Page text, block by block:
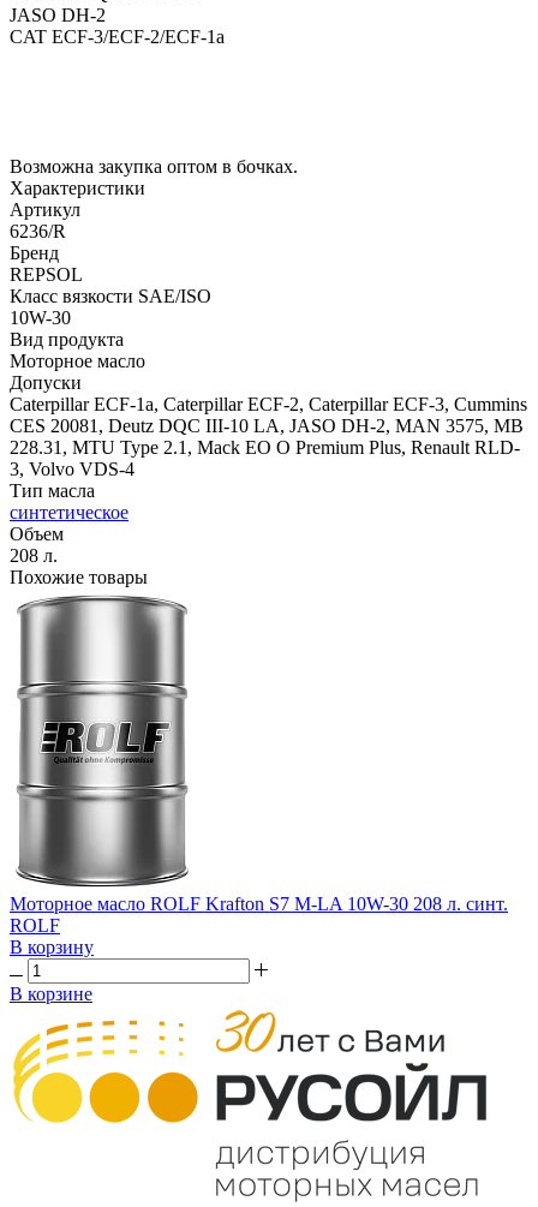
JASO DH-2
CAT ECF-3/ECF-2/ECF-1a
Возможна закупка оптом в бочках.
Характеристики
Артикул
6236/R
Бренд
REPSOL
Класс вязкости SAE/ISO
10W-30
Вид продукта
Моторное масло
Допуски
Caterpillar ECF-1а, Caterpillar ECF-2, Caterpillar ECF-3, Cummins
CES 20081, Deutz DQC III-10 LA, JASO DH-2, MAN 3575, MB
228.31, MTU Type 2.1, Mack EO O Premium Plus, Renault RLD-
3, Volvo VDS-4
Тип масла
синтетическое
Объем
208 л.
Похожие товары
Моторное масло ROLF Krafton S7 M-LA 10W-30 208 л. синт.
ROLF
В корзину
В корзине